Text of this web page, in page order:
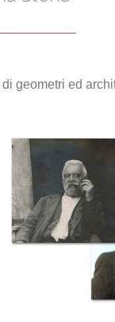
geometri ed